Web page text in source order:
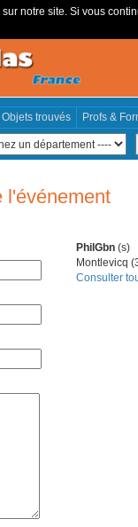
notre site. Si vous
Objets trouvés Profs &
l'événement
PhilGbn(s)
Montlevicq
Consulter